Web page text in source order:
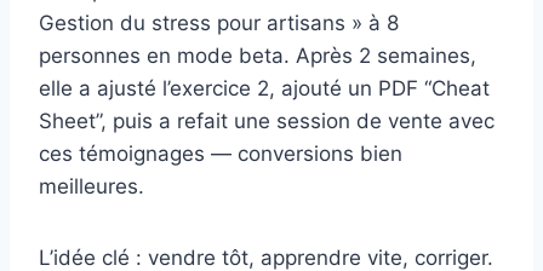
Gestion du stress pour artisans » à 8
personnes en mode beta. Après 2 semaines,
elle a ajusté l’exercice 2, ajouté un PDF “Cheat
Sheet”, puis a refait une session de vente avec
ces témoignages — conversions bien
meilleures.
L’idée clé : vendre tôt, apprendre vite, corriger.